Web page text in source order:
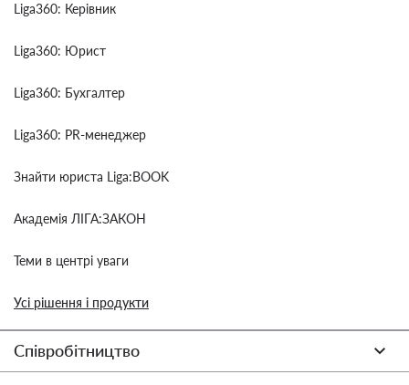
Liga360: Керівник
Liga360: Юрист
Liga360: Бухгалтер
Liga360: PR-менеджер
Знайти юриста Liga:BOOK
Академія ЛІГА:ЗАКОН
Теми в центрі уваги
Усі рішення і продукти
Співробітництво